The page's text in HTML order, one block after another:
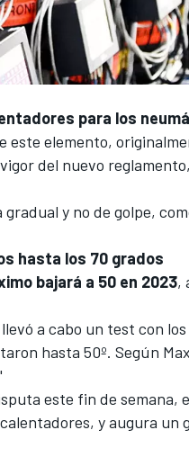
para los
este elemento,
del nuevo
y no de golpe,
hasta los 70 grados
bajará a 50 en 2023,
llevó a cabo un test con los
hasta 50º. Según Max
este fin de semana,
y augura un